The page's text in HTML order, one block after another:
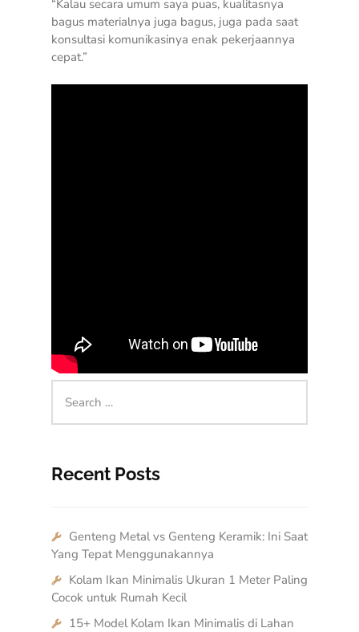
“Kalau secara umum saya puas, kualitasnya
bagus materialnya juga bagus, juga pada saat
konsultasi komunikasinya enak pekerjaannya
cepat.”
Recent Posts
Genteng Metal vs Genteng Keramik: Ini Saat
Yang Tepat Menggunakannya
Kolam Ikan Minimalis Ukuran 1 Meter Paling
Cocok untuk Rumah Kecil
15+ Model Kolam Ikan Minimalis di Lahan